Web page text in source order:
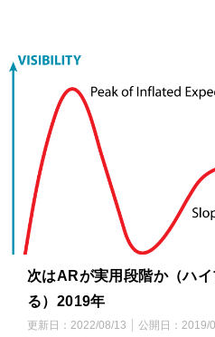
次はARが実用段階か（ハ
る）2019年
更新日： 2022/08/13 公開日： 2019/